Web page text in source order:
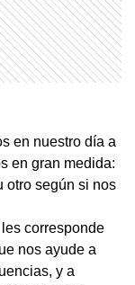
en nuestro día a
en gran medida:
otro según si nos
corresponde
nos ayude a
y a